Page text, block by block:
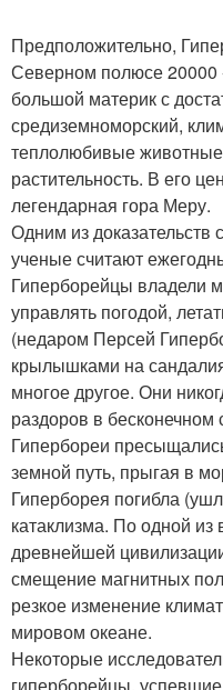
Предположительно,
Северном полюсе 20000
большой материк с
средиземноморский,
теплолюбивые
растительность. В его
легендарная гора Меру.
Одним из доказательств
ученые считают
Гиперборейцы владели
управлять погодой,
(недаром Персей
крылышками на
многое другое. Они
раздоров в бесконечном
Гипербореи
земной путь, прыгая в
Гиперборея погибла
катаклизма. По одной из
древнейшей
смещение магнитных
резкое изменение
мировом океане.
Некоторые